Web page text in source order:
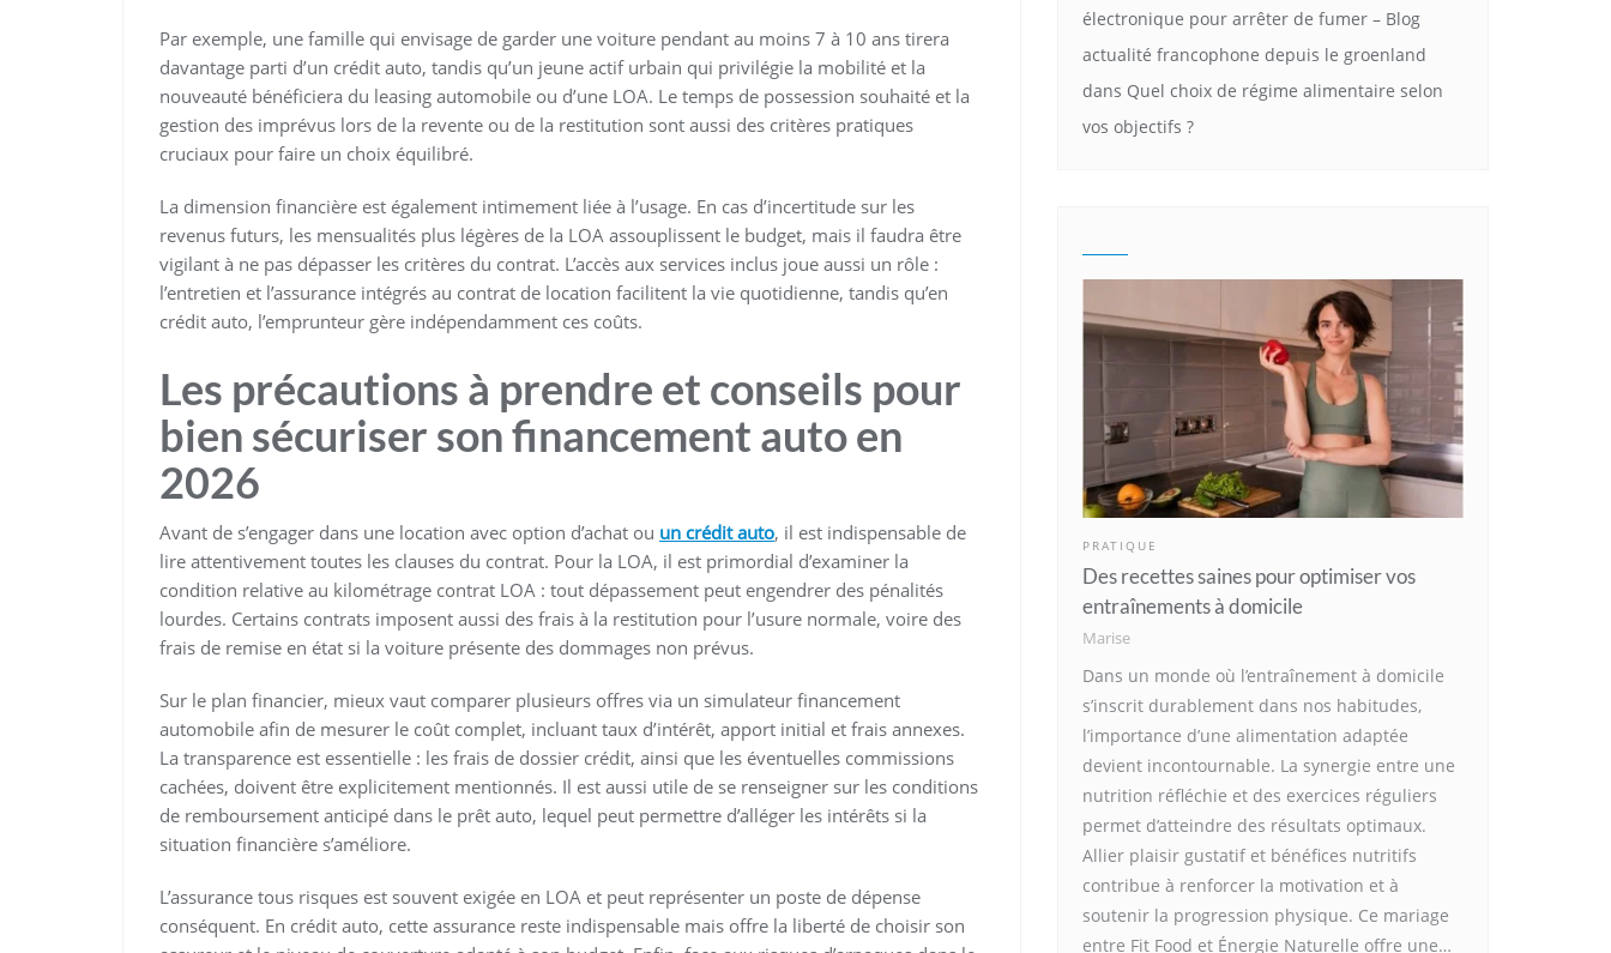
Par exemple, une famille qui envisage de garder une voiture pendant au moins 7 à 10 ans tirera
davantage parti d’un crédit auto, tandis qu’un jeune actif urbain qui privilégie la mobilité et la
nouveauté bénéficiera du leasing automobile ou d’une LOA. Le temps de possession souhaité et la
gestion des imprévus lors de la revente ou de la restitution sont aussi des critères pratiques
cruciaux pour faire un choix équilibré.
La dimension financière est également intimement liée à l’usage. En cas d’incertitude sur les
revenus futurs, les mensualités plus légères de la LOA assouplissent le budget, mais il faudra être
vigilant à ne pas dépasser les critères du contrat. L’accès aux services inclus joue aussi un rôle :
l’entretien et l’assurance intégrés au contrat de location facilitent la vie quotidienne, tandis qu’en
crédit auto, l’emprunteur gère indépendamment ces coûts.
Les précautions à prendre et conseils pour
bien sécuriser son financement auto en
2026
Avant de s’engager dans une location avec option d’achat ou un crédit auto, il est indispensable de
lire attentivement toutes les clauses du contrat. Pour la LOA, il est primordial d’examiner la
condition relative au kilométrage contrat LOA : tout dépassement peut engendrer des pénalités
lourdes. Certains contrats imposent aussi des frais à la restitution pour l’usure normale, voire des
frais de remise en état si la voiture présente des dommages non prévus.
Sur le plan financier, mieux vaut comparer plusieurs offres via un simulateur financement
automobile afin de mesurer le coût complet, incluant taux d’intérêt, apport initial et frais annexes.
La transparence est essentielle : les frais de dossier crédit, ainsi que les éventuelles commissions
cachées, doivent être explicitement mentionnés. Il est aussi utile de se renseigner sur les conditions
de remboursement anticipé dans le prêt auto, lequel peut permettre d’alléger les intérêts si la
situation financière s’améliore.
L’assurance tous risques est souvent exigée en LOA et peut représenter un poste de dépense
conséquent. En crédit auto, cette assurance reste indispensable mais offre la liberté de choisir son
électronique pour arrêter de fumer – Blog
actualité francophone depuis le groenland
dans Quel choix de régime alimentaire selon
vos objectifs ?
PRATIQUE
Des recettes saines pour optimiser vos
entraînements à domicile
Marise
Dans un monde où l’entraînement à domicile
s’inscrit durablement dans nos habitudes,
l’importance d’une alimentation adaptée
devient incontournable. La synergie entre une
nutrition réfléchie et des exercices réguliers
permet d’atteindre des résultats optimaux.
Allier plaisir gustatif et bénéfices nutritifs
contribue à renforcer la motivation et à
soutenir la progression physique. Ce mariage
entre Fit Food et Énergie Naturelle offre une…